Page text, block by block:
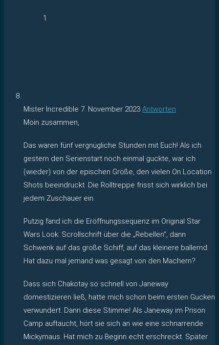
1
Mister Incredible 7. November 2023 Antworten
Moin zusammen,
Das waren fünf vergnügliche Stunden mit Euch! Als ich
gestern den Serienstart noch einmal guckte, war ich
(wieder) von der epischen Größe, den vielen On Location
Shots beeindruckt. Die Rolltreppe frisst sich wirklich bei
jedem Zuschauer ein.
Putzig fand ich die Eröffnungssequenz im Original Star
Wars Look. Scrollschrift über die „Rebellen“, dann
Schwenk auf das große Schiff, auf das kleinere ballernd.
Hat dazu mal jemand was gesagt von den Machern?
Dass sich Chakotay so schnell von Janeway
domestizieren ließ, hatte mich schon beim ersten Gucken
verwundert. Dann diese Stimme! Als Janeway im Prison
Camp auftaucht, hört sie sich an wie eine schnarrende
Mickymaus. Hat mich zu Beginn echt erschreckt. Später